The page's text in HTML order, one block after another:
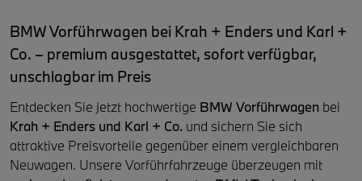
BMW Vorführwagen bei Krah + Enders und Karl +
Co. – premium ausgestattet, sofort verfügbar,
unschlagbar im Preis
Entdecken Sie jetzt hochwertige BMW Vorführwagen bei
Krah + Enders und Karl + Co. und sichern Sie sich
attraktive Preisvorteile gegenüber einem vergleichbaren
Neuwagen. Unsere Vorführfahrzeuge überzeugen mit